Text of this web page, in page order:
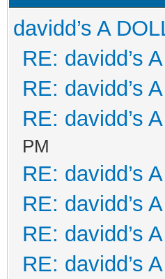
davidd’s A
RE: davidd’s
RE: davidd’s
RE: davidd’s
PM
RE: davidd’s
RE: davidd’s
RE: davidd’s
RE: davidd’s